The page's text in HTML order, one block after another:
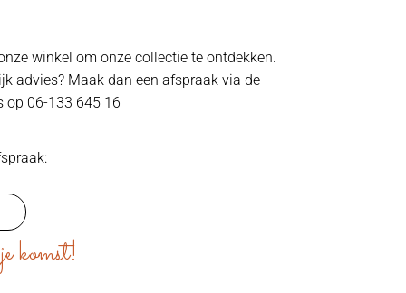
winkel om onze collectie te ontdekken.
advies? Maak dan een afspraak via de
op 06-133 645 16
komst!